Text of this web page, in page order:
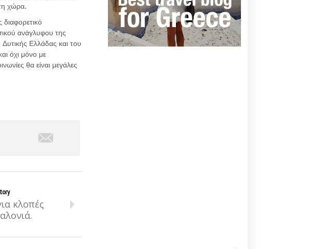
χώρα.
διαφορετικό
ανάγλυφου της
Ελλάδας και του
όχι μόνο με
θα είναι μεγάλες
κλοπές